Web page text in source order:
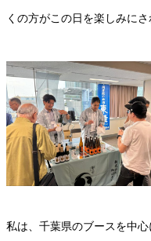
くの方がこの日を楽しみに
私は、千葉県のブースを中